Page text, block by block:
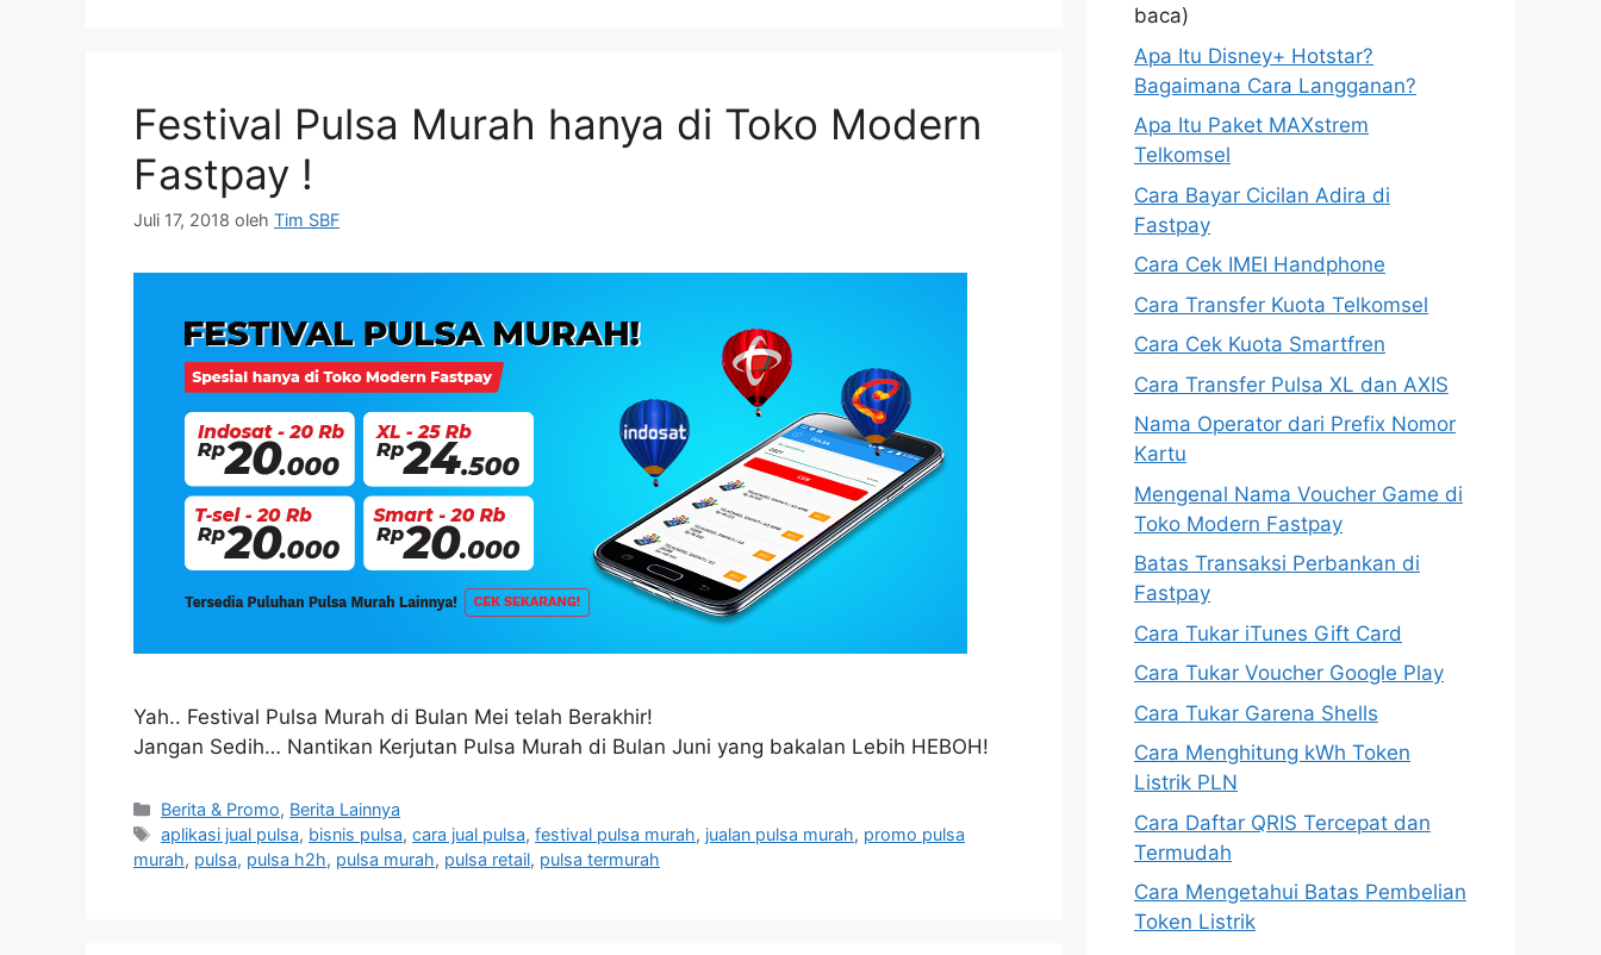
Festival Pulsa Murah hanya di Toko Modern
Fastpay !
Juli 17, 2018 oleh Tim SBF
Yah.. Festival Pulsa Murah di Bulan Mei telah Berakhir!
Jangan Sedih… Nantikan Kerjutan Pulsa Murah di Bulan Juni yang bakalan Lebih HEBOH!
Berita & Promo, Berita Lainnya
aplikasi jual pulsa, bisnis pulsa,cara jual pulsa,festival pulsa murah, jualan pulsa murah, promo pulsa
murah, pulsa, pulsa h2h, pulsa murah, pulsa retail, pulsa termurah
baca)
Apa Itu Disney+ Hotstar?
Bagaimana Cara Langganan?
Apa Itu Paket MAXstrem
Telkomsel
Cara Bayar Cicilan Adira di
Fastpay
Cara Cek IMEI Handphone
Cara Transfer Kuota Telkomsel
Cara Cek Kuota Smartfren
Cara Transfer Pulsa XL dan AXIS
Nama Operator dari Prefix Nomor
Kartu
Mengenal Nama Voucher Game di
Toko Modern Fastpay
Batas Transaksi Perbankan di
Fastpay
Cara Tukar iTunes Gift Card
Cara Tukar Voucher Google Play
Cara Tukar Garena Shells
Cara Menghitung kWh Token
Listrik PLN
Cara Daftar QRIS Tercepat dan
Termudah
Cara Mengetahui Batas Pembelian
Token Listrik